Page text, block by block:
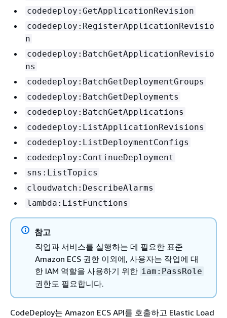
codedeploy:GetApplicationRevision
codedeploy:RegisterApplicationRevisio
n
codedeploy:BatchGetApplicationRevisio
ns
codedeploy:BatchGetDeploymentGroups
codedeploy:BatchGetDeployments
codedeploy:BatchGetApplications
codedeploy:ListApplicationRevisions
codedeploy:ListDeploymentConfigs
codedeploy:ContinueDeployment
sns:ListTopics
cloudwatch:DescribeAlarms
lambda:ListFunctions
참고
작업과 서비스를 실행하는 데 필요한 표준
Amazon ECS 권한 이외에, 사용자는 작업에 대
한 IAM 역할을 사용하기 위한 iam:PassRole
권한도 필요합니다.
CodeDeploy는 Amazon ECS API를 호출하고 Elastic Load